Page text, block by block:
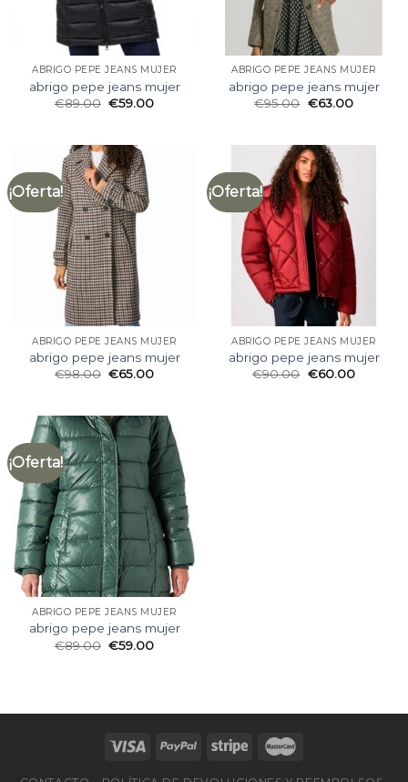
ABRIGO PEPE JEANS MUJER
abrigo pepe jeans mujer
€89.00 €59.00
ABRIGO PEPE JEANS MUJER
abrigo pepe jeans mujer
€95.00 €63.00
¡Oferta!
ABRIGO PEPE JEANS MUJER
abrigo pepe jeans mujer
€98.00 €65.00
¡Oferta!
ABRIGO PEPE JEANS MUJER
abrigo pepe jeans mujer
€90.00 €60.00
¡Oferta!
ABRIGO PEPE JEANS MUJER
abrigo pepe jeans mujer
€89.00 €59.00